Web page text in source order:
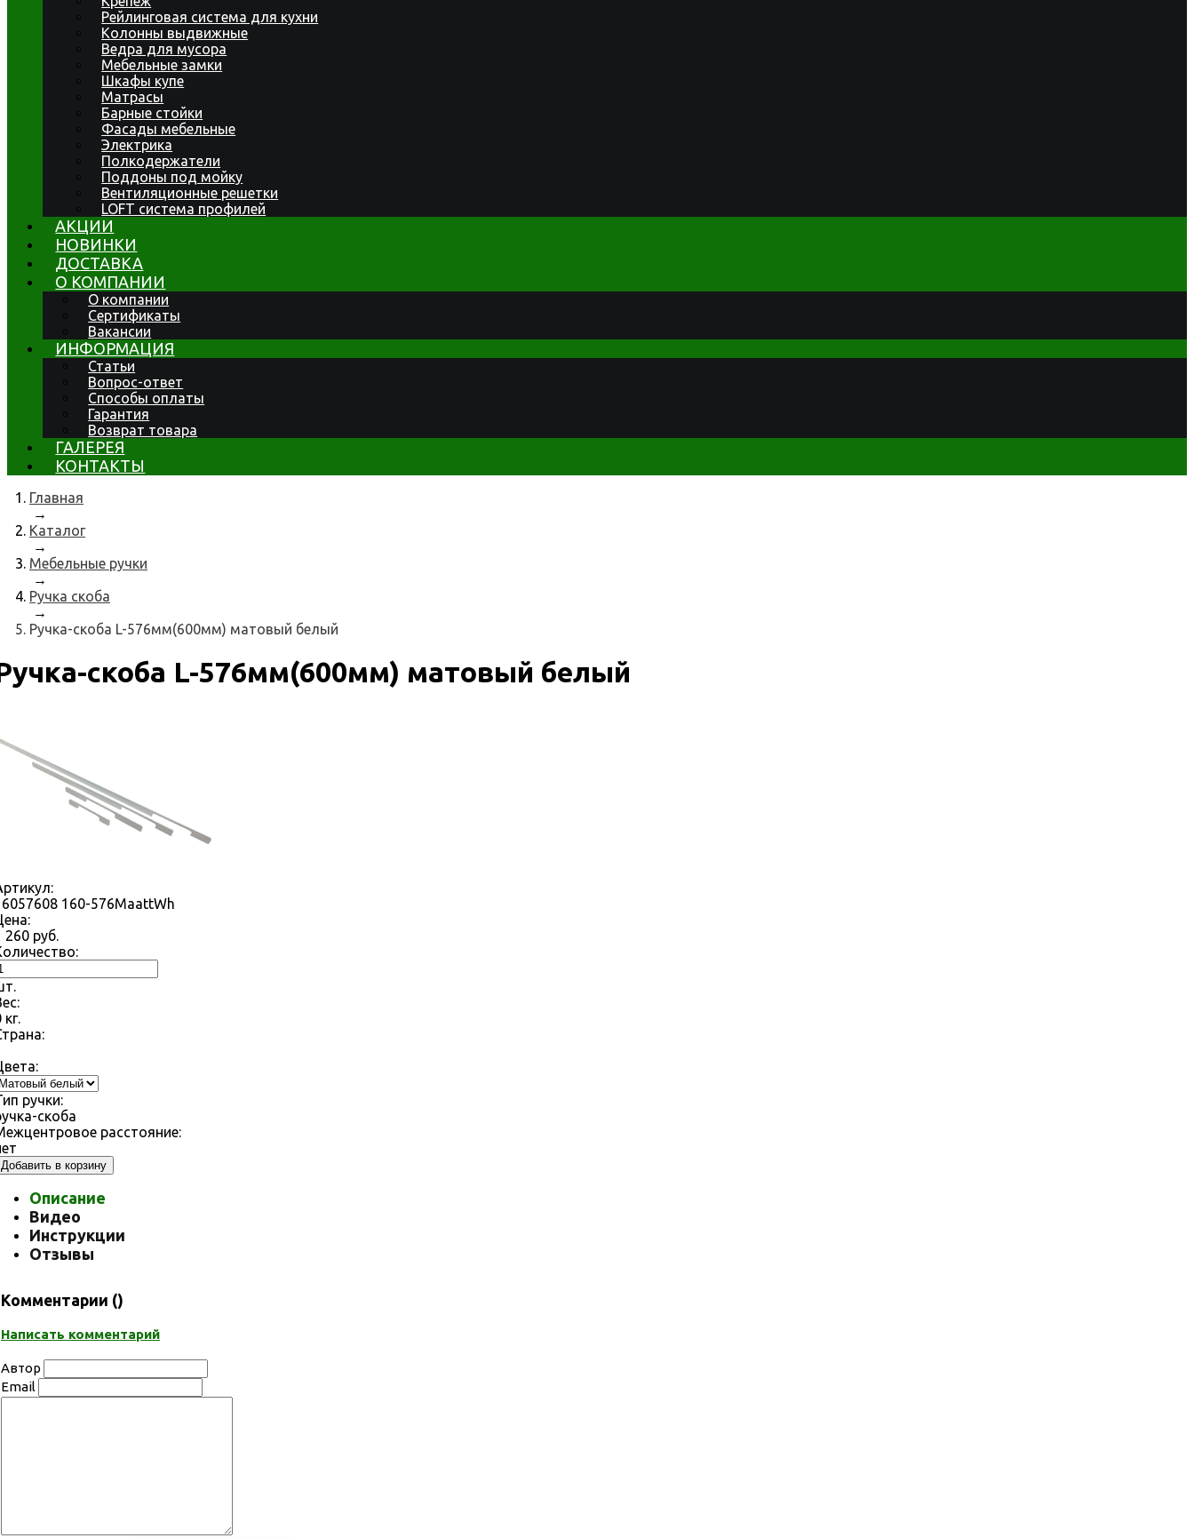
Рейлинговая система для кухни
Колонны выдвижные
Ведра для мусора
Мебельные замки
Шкафы купе
Матрасы
Барные стойки
Фасады мебельные
Электрика
Полкодержатели
Поддоны под мойку
Вентиляционные решетки
LOFT система профилей
АКЦИИ
НОВИНКИ
ДОСТАВКА
О КОМПАНИИ
О компании
Сертификаты
Вакансии
ИНФОРМАЦИЯ
Статьи
Вопрос-ответ
Способы оплаты
Гарантия
Возврат товара
ГАЛЕРЕЯ
КОНТАКТЫ
Главная
→
Каталог
→
Мебельные ручки
→
Ручка скоба
→
Ручка-скоба L-576мм(600мм) матовый белый
скоба L-576мм(600мм) матовый белый
160-576MaattWh
260 руб.
кг.
ручки:
скоба
расстояние:
Добавить в корзину
Описание
Видео
Инструкции
Отзывы
Комментарии ()
Написать комментарий
Автор
Email